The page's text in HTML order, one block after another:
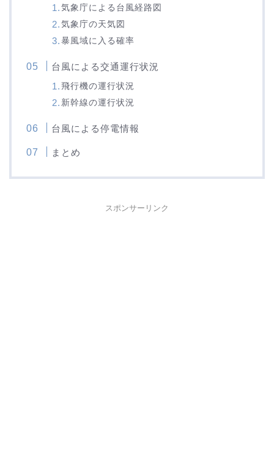
気象庁による台風経路図
気象庁の天気図
暴風域に入る確率
台風による交通運行状況
飛行機の運行状況
新幹線の運行状況
台風による停電情報
まとめ
スポンサーリンク